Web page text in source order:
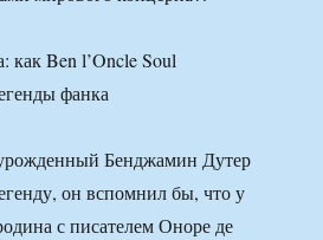
Бенджамин Дутер
он вспомнил бы, что у
с писателем Оноре де